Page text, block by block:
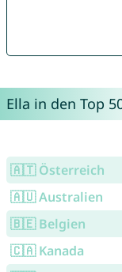
Ella in den Top
🇦🇹 Österreich
🇦🇺 Australien
🇧🇪 Belgien
🇨🇦 Kanada